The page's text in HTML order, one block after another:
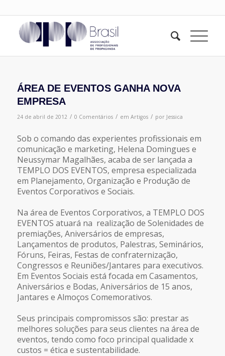
ÁREA DE EVENTOS GANHA NOVA
EMPRESA
24 de abril de 2012 / 0 Comentários / em Artigos / por Jessica
Sob o comando das experientes profissionais em
comunicação e marketing, Helena Domingues e
Neussymar Magalhães, acaba de ser lançada a
TEMPLO DOS EVENTOS, empresa especializada
em Planejamento, Organização e Produção de
Eventos Corporativos e Sociais.
Na área de Eventos Corporativos, a TEMPLO DOS
EVENTOS atuará na realização de Solenidades de
premiações, Aniversários de empresas,
Lançamentos de produtos, Palestras, Seminários,
Fóruns, Feiras, Festas de confraternização,
Congressos e Reuniões/Jantares para executivos.
Em Eventos Sociais está focada em Casamentos,
Aniversários e Bodas, Aniversários de 15 anos,
Jantares e Almoços Comemorativos.
Seus principais compromissos são: prestar as
melhores soluções para seus clientes na área de
eventos, tendo como foco principal qualidade x
custos = ética e sustentabilidade.